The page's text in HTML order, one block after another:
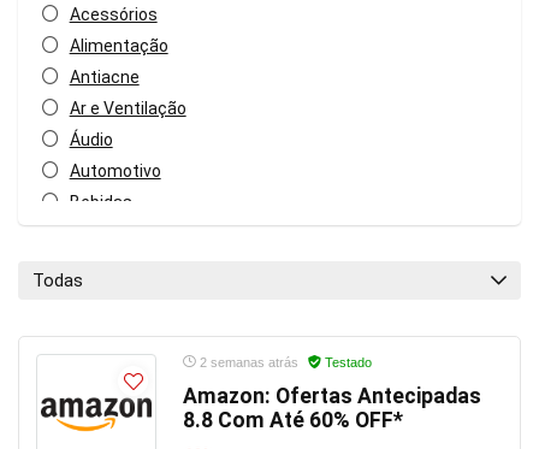
Acessórios
Alimentação
Antiacne
Ar e Ventilação
Áudio
Automotivo
Bebidas
Celulares e Smartphones
Construção
Cosméticos e Perfumes
Todas
2 semanas atrás Testado
Amazon: Ofertas Antecipadas
8.8 Com Até 60% OFF*